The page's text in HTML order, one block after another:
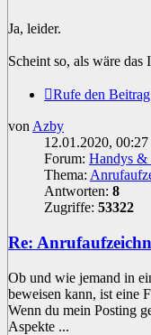
Ja, leider.
Scheint so, als wäre das
Rufe den
von Azby
12.01.2020, 00:27
Forum: Handys &
Thema:
Antworten: 8
Zugriffe: 53322
Re:
Ob und wie jemand in
beweisen kann, ist eine
Wenn du mein Posting
Aspekte ...